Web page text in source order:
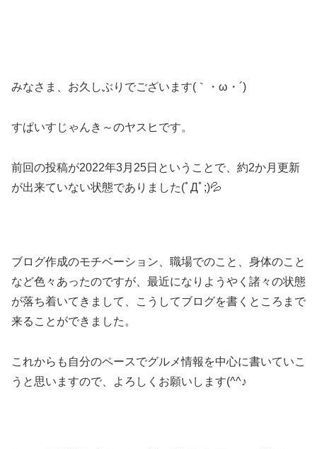
みなさま、お久しぶりでございます(｀・ω・´)ゞ
すぱいすじゃんき～のヤスヒです。
前回の投稿が2022年3月25日ということで、約2か月更新
が出来ていない状態でありました(ﾟДﾟ;)💦
ブログ作成のモチベーション、職場でのこと、身体のこと
など色々あったのですが、最近になりようやく諸々の状態
が落ち着いてきまして、こうしてブログを書くところまで
来ることができました。
これからも自分のペースでグルメ情報を中心に書いていこ
うと思いますので、よろしくお願いします(^^♪